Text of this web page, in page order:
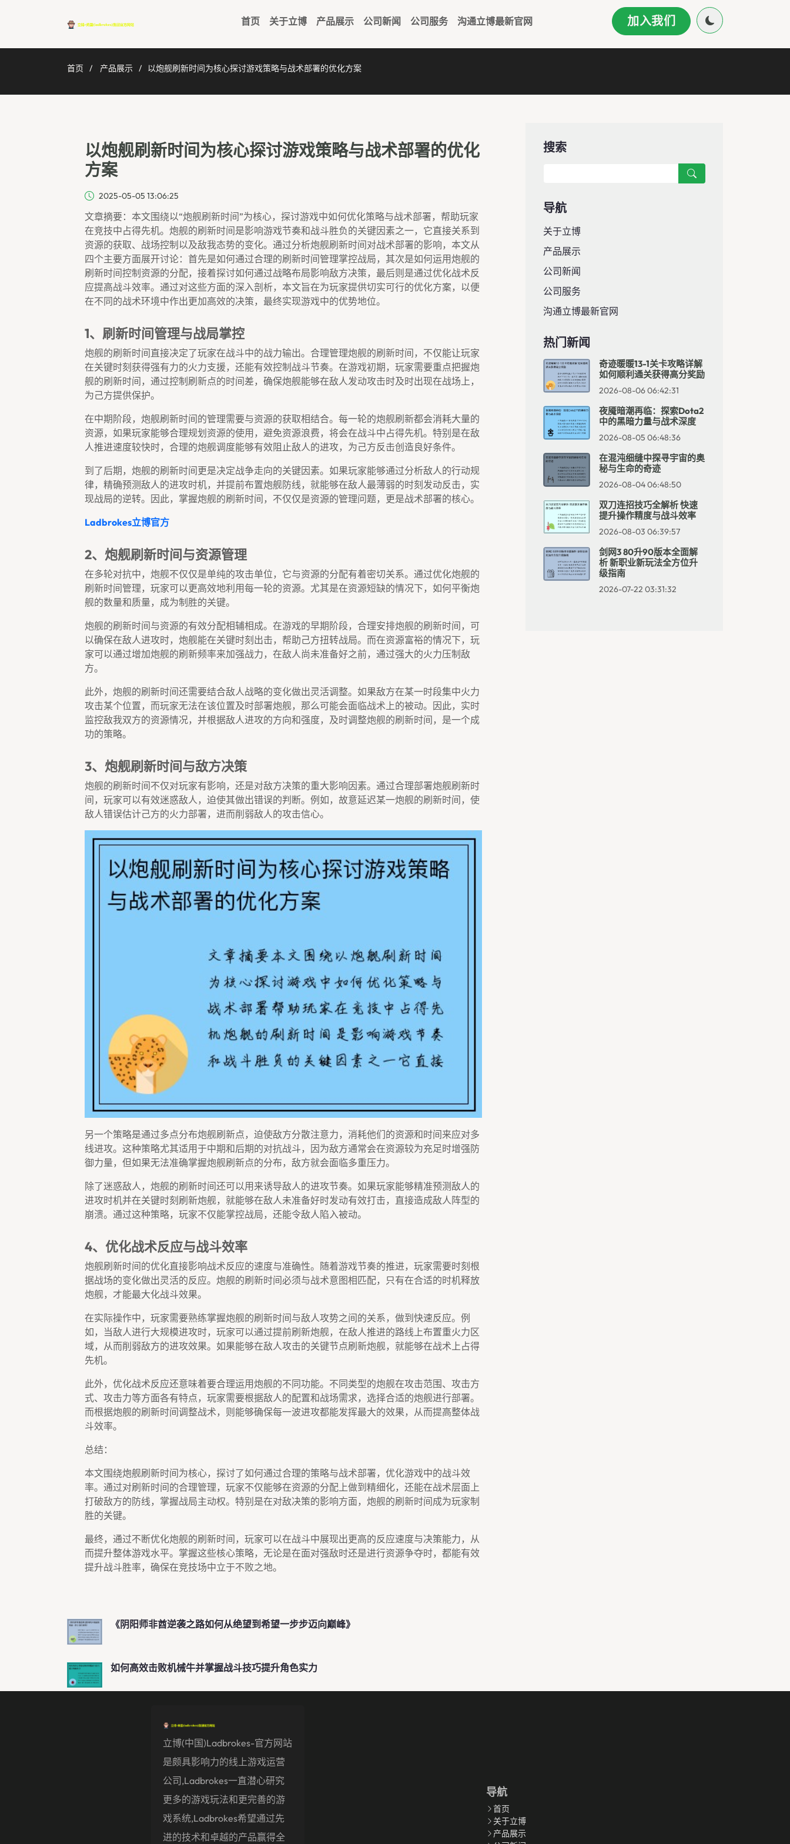
首页 关于立博 产品展示 公司新闻 公司服务 沟通立博最新官网 加入我们
首页 产品展示 以炮舰刷新时间为核心探讨游戏策略与战术部署的优化方案
以炮舰刷新时间为核心探讨游戏策略与战术部署的优化
方案
2025-05-05 13:06:25
文章摘要：本文围绕以“炮舰刷新时间”为核心，探讨游戏中如何优化策略与战术部署，帮助玩家
在竞技中占得先机。炮舰的刷新时间是影响游戏节奏和战斗胜负的关键因素之一，它直接关系到
资源的获取、战场控制以及敌我态势的变化。通过分析炮舰刷新时间对战术部署的影响，本文从
四个主要方面展开讨论：首先是如何通过合理的刷新时间管理掌控战局，其次是如何运用炮舰的
刷新时间控制资源的分配，接着探讨如何通过战略布局影响敌方决策，最后则是通过优化战术反
应提高战斗效率。通过对这些方面的深入剖析，本文旨在为玩家提供切实可行的优化方案，以便
在不同的战术环境中作出更加高效的决策，最终实现游戏中的优势地位。
1、刷新时间管理与战局掌控
炮舰的刷新时间直接决定了玩家在战斗中的战力输出。合理管理炮舰的刷新时间，不仅能让玩家
在关键时刻获得强有力的火力支援，还能有效控制战斗节奏。在游戏初期，玩家需要重点把握炮
舰的刷新时间，通过控制刷新点的时间差，确保炮舰能够在敌人发动攻击时及时出现在战场上，
为己方提供保护。
在中期阶段，炮舰刷新时间的管理需要与资源的获取相结合。每一轮的炮舰刷新都会消耗大量的
资源，如果玩家能够合理规划资源的使用，避免资源浪费，将会在战斗中占得先机。特别是在敌
人推进速度较快时，合理的炮舰调度能够有效阻止敌人的进攻，为己方反击创造良好条件。
到了后期，炮舰的刷新时间更是决定战争走向的关键因素。如果玩家能够通过分析敌人的行动规
律，精确预测敌人的进攻时机，并提前布置炮舰防线，就能够在敌人最薄弱的时刻发动反击，实
现战局的逆转。因此，掌握炮舰的刷新时间，不仅仅是资源的管理问题，更是战术部署的核心。
Ladbrokes立博官方
2、炮舰刷新时间与资源管理
在多轮对抗中，炮舰不仅仅是单纯的攻击单位，它与资源的分配有着密切关系。通过优化炮舰的
刷新时间管理，玩家可以更高效地利用每一轮的资源。尤其是在资源短缺的情况下，如何平衡炮
舰的数量和质量，成为制胜的关键。
炮舰的刷新时间与资源的有效分配相辅相成。在游戏的早期阶段，合理安排炮舰的刷新时间，可
以确保在敌人进攻时，炮舰能在关键时刻出击，帮助己方扭转战局。而在资源富裕的情况下，玩
家可以通过增加炮舰的刷新频率来加强战力，在敌人尚未准备好之前，通过强大的火力压制敌
方。
此外，炮舰的刷新时间还需要结合敌人战略的变化做出灵活调整。如果敌方在某一时段集中火力
攻击某个位置，而玩家无法在该位置及时部署炮舰，那么可能会面临战术上的被动。因此，实时
监控敌我双方的资源情况，并根据敌人进攻的方向和强度，及时调整炮舰的刷新时间，是一个成
功的策略。
3、炮舰刷新时间与敌方决策
炮舰的刷新时间不仅对玩家有影响，还是对敌方决策的重大影响因素。通过合理部署炮舰刷新时
间，玩家可以有效迷惑敌人，迫使其做出错误的判断。例如，故意延迟某一炮舰的刷新时间，使
敌人错误估计己方的火力部署，进而削弱敌人的攻击信心。
另一个策略是通过多点分布炮舰刷新点，迫使敌方分散注意力，消耗他们的资源和时间来应对多
线进攻。这种策略尤其适用于中期和后期的对抗战斗，因为敌方通常会在资源较为充足时增强防
御力量，但如果无法准确掌握炮舰刷新点的分布，敌方就会面临多重压力。
除了迷惑敌人，炮舰的刷新时间还可以用来诱导敌人的进攻节奏。如果玩家能够精准预测敌人的
进攻时机并在关键时刻刷新炮舰，就能够在敌人未准备好时发动有效打击，直接造成敌人阵型的
崩溃。通过这种策略，玩家不仅能掌控战局，还能令敌人陷入被动。
4、优化战术反应与战斗效率
炮舰刷新时间的优化直接影响战术反应的速度与准确性。随着游戏节奏的推进，玩家需要时刻根
据战场的变化做出灵活的反应。炮舰的刷新时间必须与战术意图相匹配，只有在合适的时机释放
炮舰，才能最大化战斗效果。
在实际操作中，玩家需要熟练掌握炮舰的刷新时间与敌人攻势之间的关系，做到快速反应。例
如，当敌人进行大规模进攻时，玩家可以通过提前刷新炮舰，在敌人推进的路线上布置重火力区
域，从而削弱敌方的进攻效果。如果能够在敌人攻击的关键节点刷新炮舰，就能够在战术上占得
先机。
此外，优化战术反应还意味着要合理运用炮舰的不同功能。不同类型的炮舰在攻击范围、攻击方
式、攻击力等方面各有特点，玩家需要根据敌人的配置和战场需求，选择合适的炮舰进行部署。
而根据炮舰的刷新时间调整战术，则能够确保每一波进攻都能发挥最大的效果，从而提高整体战
斗效率。
总结：
本文围绕炮舰刷新时间为核心，探讨了如何通过合理的策略与战术部署，优化游戏中的战斗效
率。通过对刷新时间的合理管理，玩家不仅能够在资源的分配上做到精细化，还能在战术层面上
打破敌方的防线，掌握战局主动权。特别是在对敌决策的影响方面，炮舰的刷新时间成为玩家制
胜的关键。
最终，通过不断优化炮舰的刷新时间，玩家可以在战斗中展现出更高的反应速度与决策能力，从
而提升整体游戏水平。掌握这些核心策略，无论是在面对强敌时还是进行资源争夺时，都能有效
提升战斗胜率，确保在竞技场中立于不败之地。
《阴阳师非酋逆袭之路如何从绝望到希望一步步迈向巅峰》
如何高效击败机械牛并掌握战斗技巧提升角色实力
搜索
导航
关于立博
产品展示
公司新闻
公司服务
沟通立博最新官网
热门新闻
奇迹暖暖13-1关卡攻略详解
如何顺利通关获得高分奖励
2026-08-06 06:42:31
夜魇暗潮再临：探索Dota2
中的黑暗力量与战术深度
2026-08-05 06:48:36
在混沌细缝中探寻宇宙的奥
秘与生命的奇迹
2026-08-04 06:48:50
双刀连招技巧全解析 快速
提升操作精度与战斗效率
2026-08-03 06:39:57
剑网3 80升90版本全面解
析 新职业新玩法全方位升
级指南
2026-07-22 03:31:32
立博(中国)ladbrokes-官方网站
是颇具影响力的线上游戏运营
公司,ladbrokes一直潜心研究
更多的游戏玩法和更完善的游
戏系统,ladbrokes希望通过先
进的技术和卓越的产品赢得全
导航
首页
关于立博
产品展示